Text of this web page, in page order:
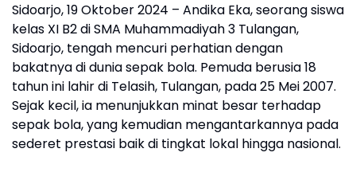
Sidoarjo, 19 Oktober 2024 – Andika Eka, seorang siswa
kelas XI B2 di SMA Muhammadiyah 3 Tulangan,
Sidoarjo, tengah mencuri perhatian dengan
bakatnya di dunia sepak bola. Pemuda berusia 18
tahun ini lahir di Telasih, Tulangan, pada 25 Mei 2007.
Sejak kecil, ia menunjukkan minat besar terhadap
sepak bola, yang kemudian mengantarkannya pada
sederet prestasi baik di tingkat lokal hingga nasional.